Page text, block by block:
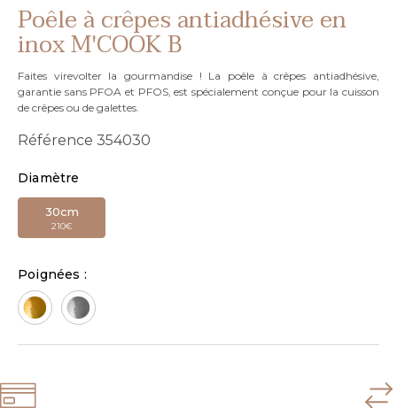
Poêle à crêpes antiadhésive en
inox M'COOK B
Faites virevolter la gourmandise ! La poêle à crêpes antiadhésive,
garantie sans PFOA et PFOS, est spécialement conçue pour la cuisson
de crêpes ou de galettes.
Référence 354030
Diamètre
30cm
210€
Poignées :